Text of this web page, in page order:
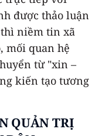
được thảo luận
thì niềm tin xã
mối quan hệ
từ "xin –
kiến tạo tương
QUẢN TRỊ